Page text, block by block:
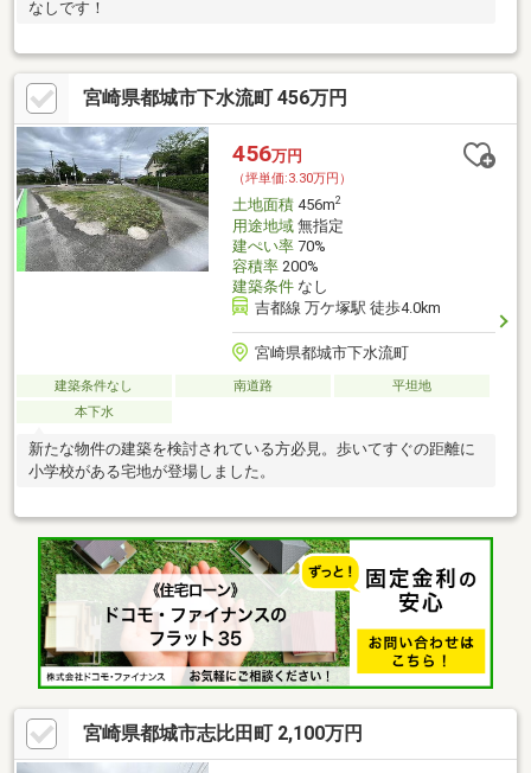
なしです！
宮崎県都城市下水流町 456万円
456万円
（坪単価:3.30万円）
土地面積456m2
用途地域無指定
建ぺい率70%
容積率200%
建築条件なし
吉都線 万ケ塚駅 徒歩4.0km
宮崎県都城市下水流町
建築条件なし 南道路
平坦地
本下水
新たな物件の建築を検討されている方必見。歩いてすぐの距離に
小学校がある宅地が登場しました。
宮崎県都城市志比田町 2,100万円